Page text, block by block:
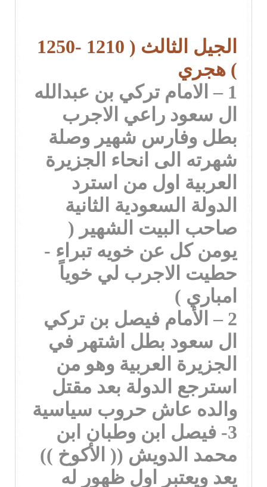
الجيل الثالث ( 1210 -1250
) هجري
1 – الامام تركي بن عبدالله
ال سعود راعي الاجرب
بطل وفارس شهير وصلة
شهرته الى انحاء الجزيرة
العربية اول من استرد
الدولة السعودية الثانية
صاحب البيت الشهير (
يومن كل عن خويه تبراء -
حطيت الاجرب لي خوياً
امباري )
2 – الأمام فيصل بن تركي
ال سعود بطل اشتهر في
الجزيرة العربية وهو من
استرجع الدولة بعد مقتل
والده عاش حروب سياسية
3- فيصل ابن وطبان ابن
محمد الدويش (( الأكوخ ))
يعد ويعتبر اول ظهور له